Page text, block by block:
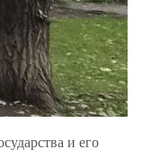
и его